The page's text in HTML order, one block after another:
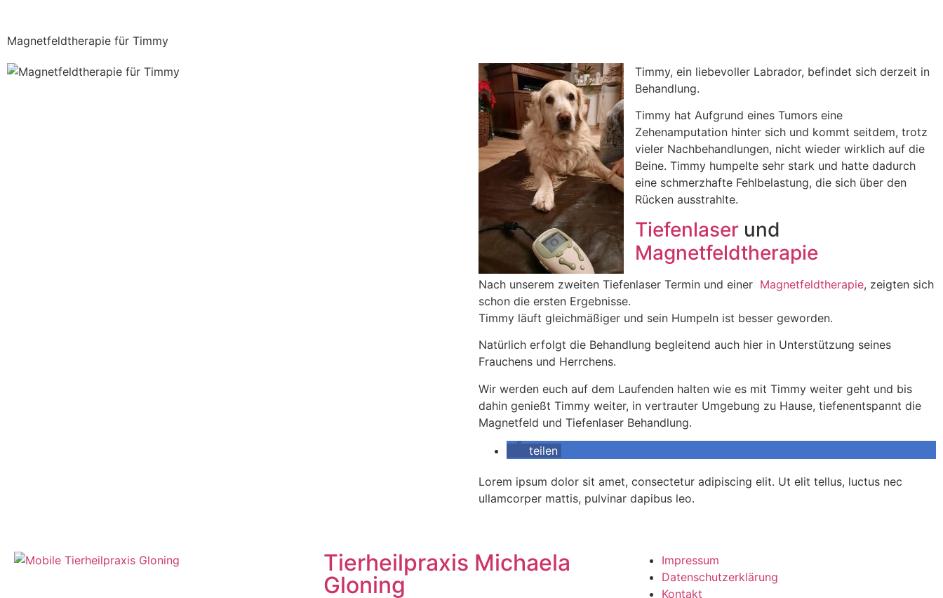
Magnetfeldtherapie für Timmy
Timmy, ein liebevoller Labrador, befindet sich derzeit in
Behandlung.
Timmy hat Aufgrund eines Tumors eine
Zehenamputation hinter sich und kommt seitdem, trotz
vieler Nachbehandlungen, nicht wieder wirklich auf die
Beine. Timmy humpelte sehr stark und hatte dadurch
eine schmerzhafte Fehlbelastung, die sich über den
Rücken ausstrahlte.
Tiefenlaser und
Magnetfeldtherapie
Nach unserem zweiten Tiefenlaser Termin und einer Magnetfeldtherapie, zeigten sich
schon die ersten Ergebnisse.
Timmy läuft gleichmäßiger und sein Humpeln ist besser geworden.
Natürlich erfolgt die Behandlung begleitend auch hier in Unterstützung seines
Frauchens und Herrchens.
Wir werden euch auf dem Laufenden halten wie es mit Timmy weiter geht und bis
dahin genießt Timmy weiter, in vertrauter Umgebung zu Hause, tiefenentspannt die
Magnetfeld und Tiefenlaser Behandlung.
teilen
Lorem ipsum dolor sit amet, consectetur adipiscing elit. Ut elit tellus, luctus nec
ullamcorper mattis, pulvinar dapibus leo.
Tierheilpraxis Michaela
Gloning
Impressum
Datenschutzerklärung
Kontakt